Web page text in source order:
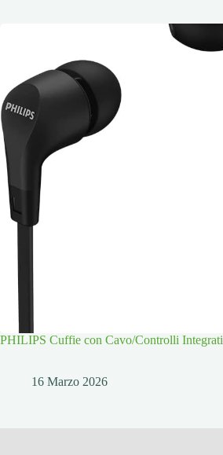
PHILIPS Cuffie con Cavo/Controlli Integrati
16 Marzo 2026